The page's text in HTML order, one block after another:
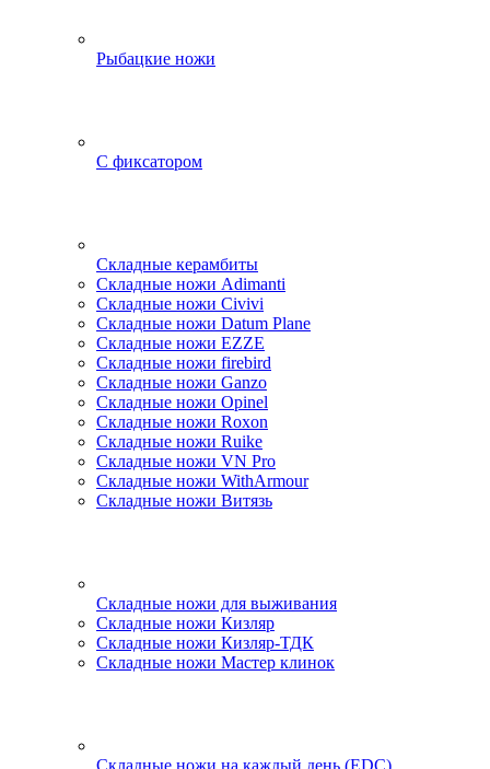
Рыбацкие ножи
С фиксатором
Складные керамбиты
Складные ножи Adimanti
Складные ножи Civivi
Складные ножи Datum Plane
Складные ножи EZZE
Складные ножи firebird
Складные ножи Ganzo
Складные ножи Opinel
Складные ножи Roxon
Складные ножи Ruike
Складные ножи VN Pro
Складные ножи WithArmour
Складные ножи Витязь
Складные ножи для выживания
Складные ножи Кизляр
Складные ножи Кизляр-ТДК
Складные ножи Мастер клинок
Складные ножи на каждый день (EDC)